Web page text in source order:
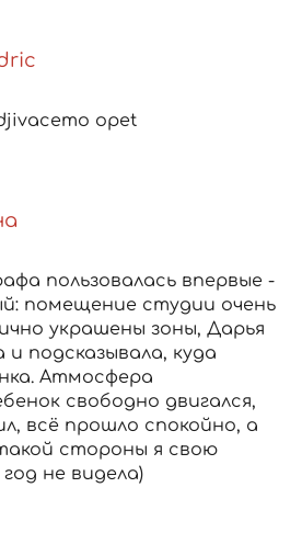
opet
пользовалась впервые -
помещение студии очень
украшены зоны, Дарья
подсказывала, куда
Атмосфера
свободно двигался,
всё прошло спокойно, а
стороны я свою
не видела)